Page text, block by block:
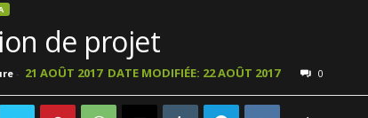
de projet
- 21 AOÛT 2017 DATE MODIFIÉE: 22 AOÛT 2017 0